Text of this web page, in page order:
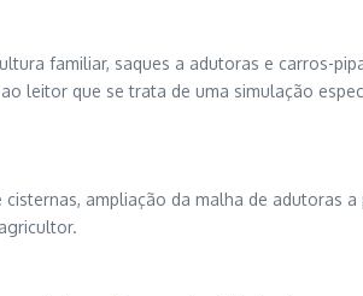
familiar, saques a adutoras e carros-
leitor que se trata de uma simulação
ampliação da malha de adutoras a